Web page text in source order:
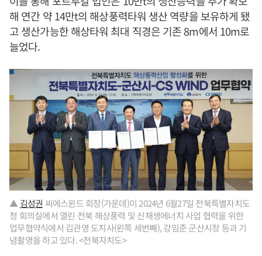
해 연간 약 14만t의 해상풍력타워 생산 역량을 보유하게 됐
고 생산가능한 해상타워 최대 직경은 기존 8m에서 10m로
늘었다.
▲ 김성권 씨에스윈드 회장(가운데)이 2024년 6월27일 전북특별자치도
청 회의실에서 열린 전북 해상풍력 및 신재생에너지 사업 협력을 위한
업무협약식에서 김관영 도지사(왼쪽 세번째), 강임준 군산시장 등과 기
념촬영을 하고 있다. <전북자치도>